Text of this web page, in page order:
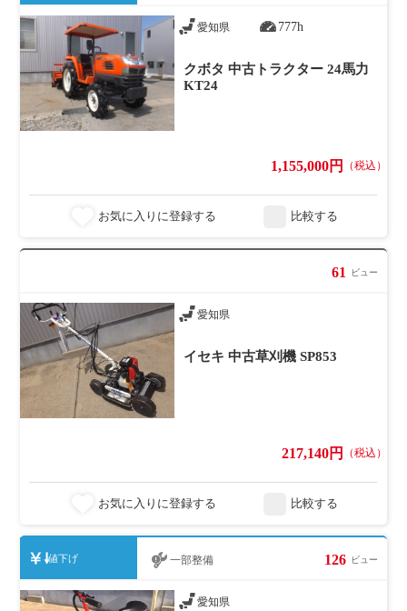
愛知県 777h
クボタ 中古トラクター 24馬力
KT24
1,155,000円 （税込）
お気に入りに登録する 比較する
61 ビュー
愛知県
イセキ 中古草刈機 SP853
217,140円 （税込）
お気に入りに登録する 比較する
値下げ 一部整備 126 ビュー
愛知県